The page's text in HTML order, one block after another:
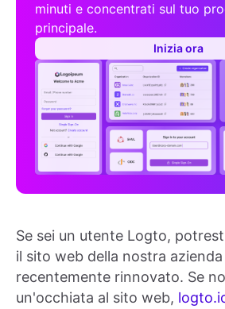
minuti e concentrati sul tuo
principale.
Inizia ora
Se sei un utente Logto,
il sito web della nostra
recentemente rinnovato. Se
un'occhiata al sito web,